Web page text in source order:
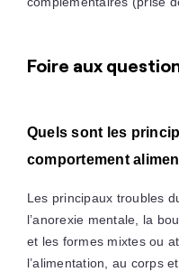
Foire aux
Quels sont les
comportement
Les principaux troubles
l’anorexie mentale, la
et les formes mixtes ou
l’alimentation, au corps